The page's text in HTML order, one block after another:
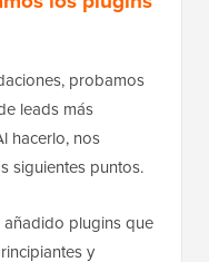
probamos
leads más
hacerlo, nos
siguientes puntos.
añadido plugins que
y